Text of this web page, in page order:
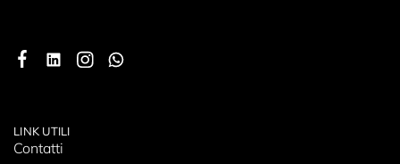
LINK UTILI
Contatti